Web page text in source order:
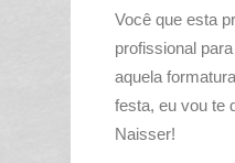
Você que esta
profissional
aquela
festa, eu vou te
Naisser!